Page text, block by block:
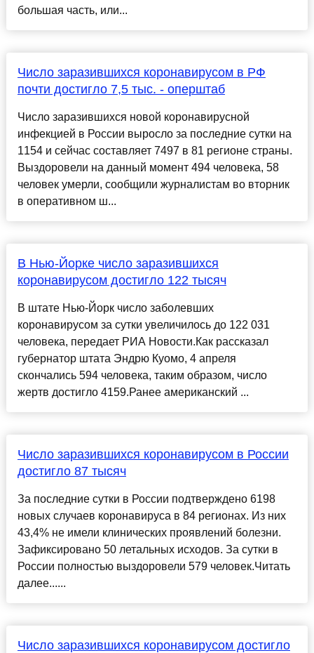
большая часть, или...
Число заразившихся коронавирусом в РФ
почти достигло 7,5 тыс. - оперштаб
Число заразившихся новой коронавирусной
инфекцией в России выросло за последние сутки на
1154 и сейчас составляет 7497 в 81 регионе страны.
Выздоровели на данный момент 494 человека, 58
человек умерли, сообщили журналистам во вторник
в оперативном ш...
В Нью-Йорке число заразившихся
коронавирусом достигло 122 тысяч
В штате Нью-Йорк число заболевших
коронавирусом за сутки увеличилось до 122 031
человека, передает РИА Новости.Как рассказал
губернатор штата Эндрю Куомо, 4 апреля
скончались 594 человека, таким образом, число
жертв достигло 4159.Ранее американский ...
Число заразившихся коронавирусом в России
достигло 87 тысяч
За последние сутки в России подтверждено 6198
новых случаев коронавируса в 84 регионах. Из них
43,4% не имели клинических проявлений болезни.
Зафиксировано 50 летальных исходов. За сутки в
России полностью выздоровели 579 человек.Читать
далее......
Число заразившихся коронавирусом достигло